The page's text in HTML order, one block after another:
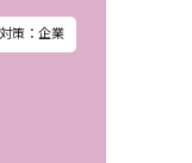
策：企業